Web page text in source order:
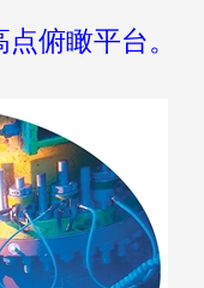
俯瞰平台。